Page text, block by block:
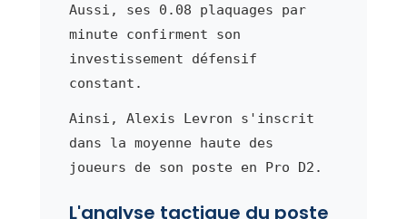
Aussi, ses 0.08 plaquages par
minute confirment son
investissement défensif
constant.
Ainsi, Alexis Levron s'inscrit
dans la moyenne haute des
joueurs de son poste en Pro D2.
L'analyse tactique du poste